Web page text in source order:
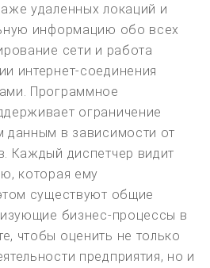
удаленных локаций и
информацию обо всех
сети и работа
интернет-соединения
Программное
ограничение
данным в зависимости от
Каждый диспетчер видит
которая ему
существуют общие
бизнес-процессы в
чтобы оценить не только
предприятия, но и